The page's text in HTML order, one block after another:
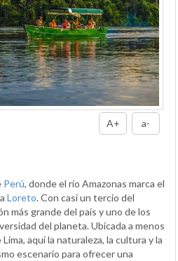
A+ a-
Perú, donde el río Amazonas marca el
Loreto. Con casi un tercio del
más grande del país y uno de los
del planeta. Ubicada a menos
aquí la naturaleza, la cultura y la
escenario para ofrecer una